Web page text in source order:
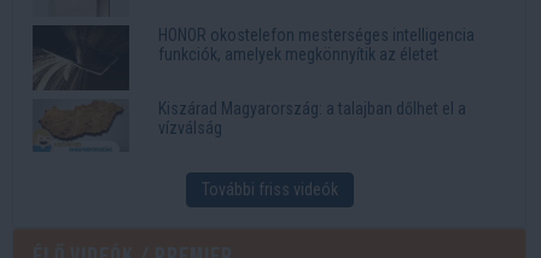
HONOR okostelefon mesterséges intelligencia
funkciók, amelyek megkönnyítik az életet
Kiszárad Magyarország: a talajban dőlhet el a
vízválság
További friss videók